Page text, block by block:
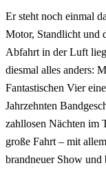
Er steht noch einmal
Motor, Standlicht und
Abfahrt in der Luft
diesmal alles anders:
Fantastischen Vier
Jahrzehnten
zahllosen Nächten im
große Fahrt – mit
brandneuer Show